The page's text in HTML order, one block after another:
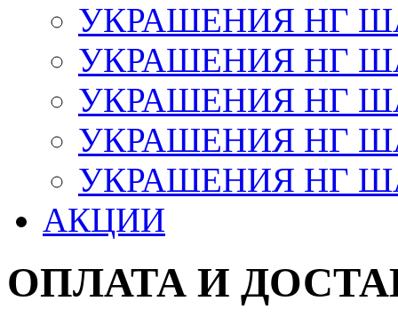
УКРАШЕНИЯ НГ
УКРАШЕНИЯ НГ
УКРАШЕНИЯ НГ
УКРАШЕНИЯ НГ
УКРАШЕНИЯ НГ
АКЦИИ
ОПЛАТА И